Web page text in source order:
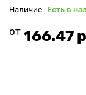
Есть в
от 166.47 р